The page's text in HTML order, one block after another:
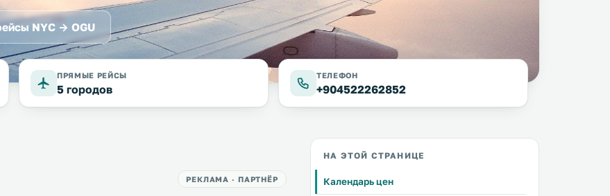
NYC → OGU
ПРЯМЫЕ РЕЙСЫ
5 городов
ТЕЛЕФОН
+904522262852
РЕКЛАМА · ПАРТНЁР
НА ЭТОЙ СТРАНИЦЕ
Календарь цен